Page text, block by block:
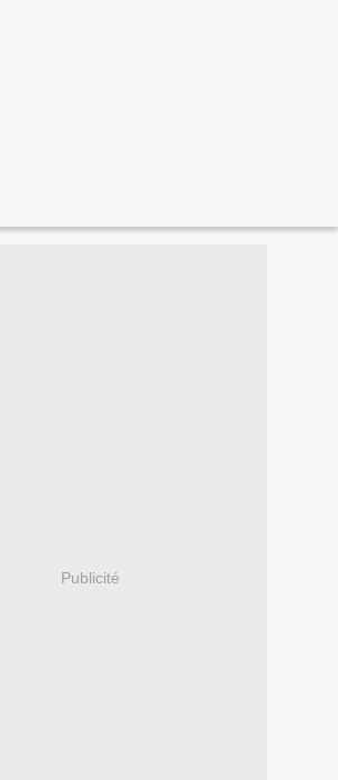
Publicité